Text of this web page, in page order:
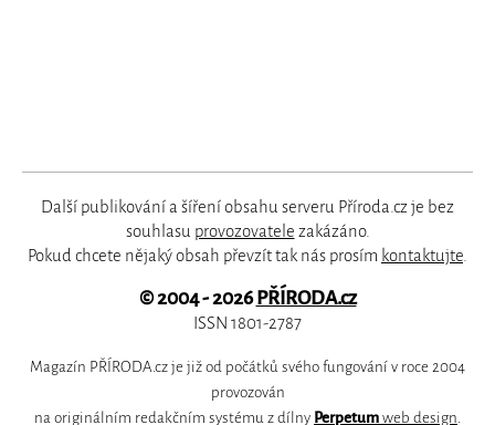
Další publikování a šíření obsahu serveru Příroda.cz je bez
souhlasu provozovatele zakázáno.
Pokud chcete nějaký obsah převzít tak nás prosím kontaktujte.
© 2004 - 2026PŘÍRODA.cz
ISSN 1801-2787
Magazín PŘÍRODA.cz je již od počátků svého fungování v roce 2004
provozován
na originálním redakčním systému z dílny Perpetum web design